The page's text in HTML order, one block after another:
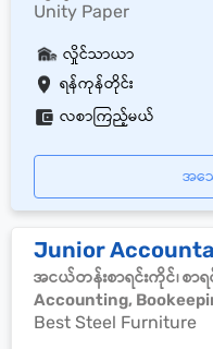
Unity Paper
ရန်ကုန်တိုင်း
လှိုင်သာယာ
လစာကြည့်မယ်
အသ
Junior
အငယ်တန်းစာရင်းကိုင်၊ စာရ
Accounting,
Best Steel Furniture